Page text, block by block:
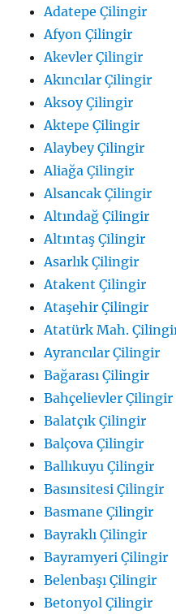
Adatepe Çilingir
Afyon Çilingir
Akevler Çilingir
Akıncılar Çilingir
Aksoy Çilingir
Aktepe Çilingir
Alaybey Çilingir
Aliağa Çilingir
Alsancak Çilingir
Altındağ Çilingir
Altıntaş Çilingir
Asarlık Çilingir
Atakent Çilingir
Ataşehir Çilingir
Atatürk Mah.
Ayrancılar Çilingir
Bağarası Çilingir
Bahçelievler Çilingir
Balatçık Çilingir
Balçova Çilingir
Ballıkuyu Çilingir
Basınsitesi Çilingir
Basmane Çilingir
Bayraklı Çilingir
Bayramyeri Çilingir
Belenbaşı Çilingir
Betonyol Çilingir